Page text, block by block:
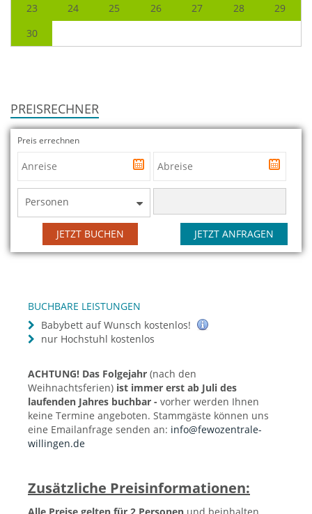
23
24 25 26 27 28
29
30
PREISRECHNER
Preis errechnen
Personen
JETZT ANFRAGEN
JETZT BUCHEN
BUCHBARE LEISTUNGEN
Babybett auf Wunsch kostenlos!
nur Hochstuhl kostenlos
ACHTUNG! Das Folgejahr (nach den
Weihnachtsferien) ist immer erst ab Juli des
laufenden Jahres buchbar - vorher werden Ihnen
keine Termine angeboten. Stammgäste können uns
eine Emailanfrage senden an: info@fewozentrale-
willingen.de
Zusätzliche Preisinformationen: